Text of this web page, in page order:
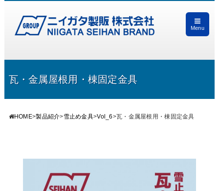
Menu
瓦・金属屋根用・棟固定金具
HOME>製品紹介>雪止め金具>Vol_6>瓦・金属屋根用・棟固定金具